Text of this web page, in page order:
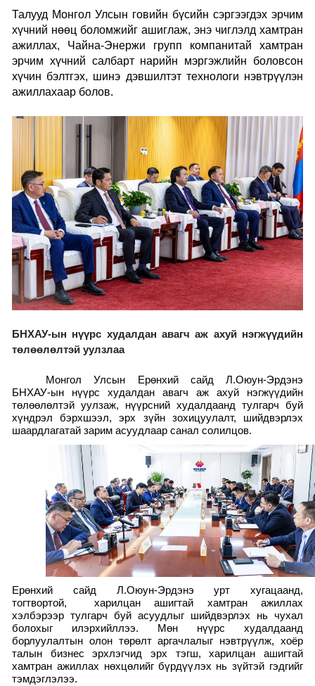
Талууд Монгол Улсын говийн бүсийн сэргээгдэх эрчим
хүчний нөөц боломжийг ашиглаж, энэ чиглэлд хамтран
ажиллах, Чайна-Энержи групп компанитай хамтран
эрчим хүчний салбарт нарийн мэргэжлийн боловсон
хүчин бэлтгэх, шинэ дэвшилтэт технологи нэвтрүүлэн
ажиллахаар болов.
БНХАУ-ын нүүрс худалдан авагч аж ахуй нэгжүүдийн
төлөөлөлтэй уулзлаа
Монгол Улсын Ерөнхий сайд Л.Оюун-Эрдэнэ
БНХАУ-ын нүүрс худалдан авагч аж ахуй нэгжүүдийн
төлөөлөлтэй уулзаж, нүүрсний худалдаанд тулгарч буй
хүндрэл бэрхшээл, эрх зүйн зохицуулалт, шийдвэрлэх
шаардлагатай зарим асуудлаар санал солилцов.
Ерөнхий сайд Л.Оюун-Эрдэнэ урт хугацаанд,
тогтвортой, харилцан ашигтай хамтран ажиллах
хэлбэрээр тулгарч буй асуудлыг шийдвэрлэх нь чухал
болохыг илэрхийллээ. Мөн нүүрс худалдаанд
борлуулалтын олон төрөлт аргачлалыг нэвтрүүлж, хоёр
талын бизнес эрхлэгчид эрх тэгш, харилцан ашигтай
хамтран ажиллах нөхцөлийг бүрдүүлэх нь зүйтэй гэдгийг
тэмдэглэлээ.